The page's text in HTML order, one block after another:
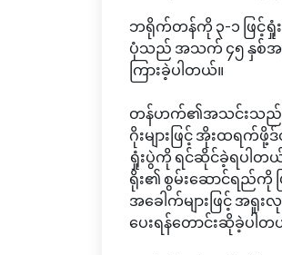
ဘရိုက်တန်ကို ၃-၁ ဖြင့်
ပုံသည် အသက် ၄၅ နှစ်အရွ
ကြားခဲ့ပါတယ်။
တန်ဟက်၏အသင်းသည် ပ
ဂိုးများဖြင့် အိုးထရ
ရှုံးပွဲကို ရင်ဆိုင်ခဲ့ရပ
ရိုး၏ စွမ်းဆောင်ရည်
အခေါက်များဖြင့် အ
ပေးရန်တောင်းဆိုခဲ့ပါတ